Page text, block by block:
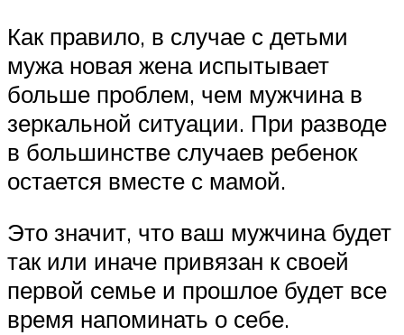
Как правило, в случае с детьми
мужа новая жена испытывает
больше проблем, чем мужчина в
зеркальной ситуации. При разводе
в большинстве случаев ребенок
остается вместе с мамой.
Это значит, что ваш мужчина будет
так или иначе привязан к своей
первой семье и прошлое будет все
время напоминать о себе.